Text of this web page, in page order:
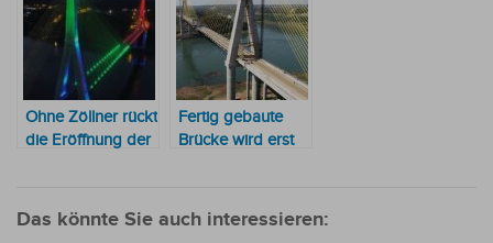
bleibt
Betriebsphase der
Integrationsbrücke
Ohne Zöllner rückt
die Eröffnung der
weite Ferne
Fertig gebaute
Brücke wird erst
Das könnte Sie auch interessieren: